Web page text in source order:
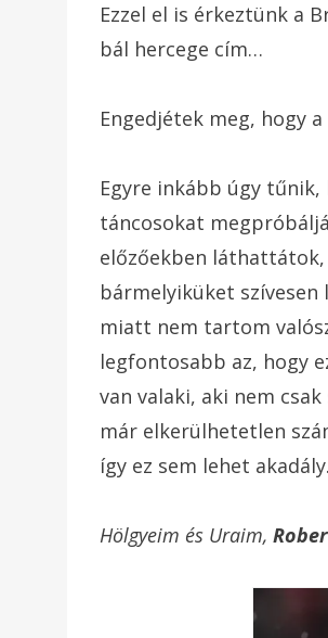
Ezzel el is érkeztünk a
bál hercege cím…
Engedjétek meg, hogy
Egyre inkább úgy
táncosokat
előzőekben
bármelyiküket
miatt nem tartom
legfontosabb az, hogy
van valaki, aki nem
már elkerülhetetlen
így ez sem lehet akadály.
Hölgyeim és Uraim,